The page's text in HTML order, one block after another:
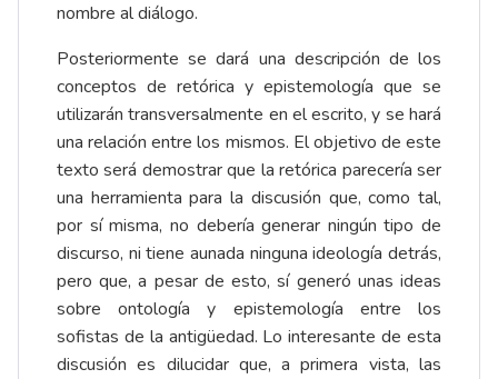
nombre al diálogo.
Posteriormente se dará una descripción de los
conceptos de retórica y epistemología que se
utilizarán transversalmente en el escrito, y se hará
una relación entre los mismos. El objetivo de este
texto será demostrar que la retórica parecería ser
una herramienta para la discusión que, como tal,
por sí misma, no debería generar ningún tipo de
discurso, ni tiene aunada ninguna ideología detrás,
pero que, a pesar de esto, sí generó unas ideas
sobre ontología y epistemología entre los
sofistas de la antigüedad. Lo interesante de esta
discusión es dilucidar que, a primera vista, las